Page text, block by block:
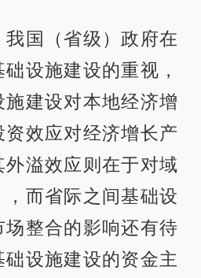
国（省级）政府在
设施建设的重视，
建设对本地经济增
效应对经济增长产
溢效应则在于对域
，而省际之间基础设
整合的影响还有待
设施建设的资金主